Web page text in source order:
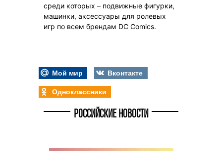
среди которых – подвижные фигурки,
машинки, аксессуары для ролевых
игр по всем брендам DC Comics.
Мой мир
Вконтакте
Одноклассники
РОССИЙСКИЕ НОВОСТИ